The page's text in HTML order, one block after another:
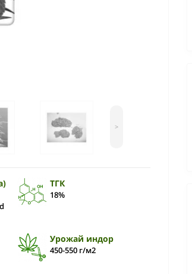
>
ТГК
18%
Урожай индор
450-550 г/м2